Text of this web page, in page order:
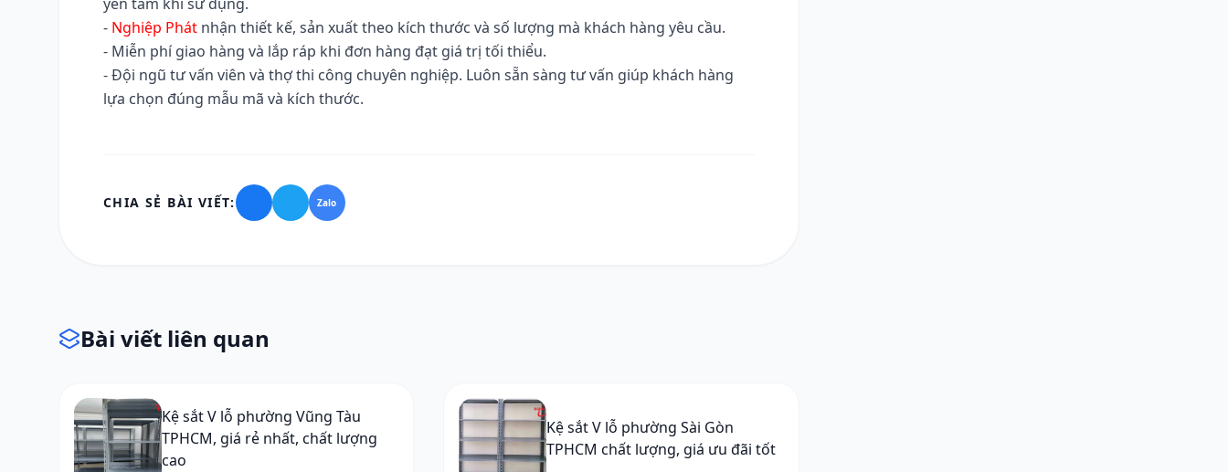
yên tâm khi sử dụng.
- Nghiệp Phát nhận thiết kế, sản xuất theo kích thước và số lượng mà khách hàng yêu cầu.
- Miễn phí giao hàng và lắp ráp khi đơn hàng đạt giá trị tối thiểu.
- Đội ngũ tư vấn viên và thợ thi công chuyên nghiệp. Luôn sẵn sàng tư vấn giúp khách hàng
lựa chọn đúng mẫu mã và kích thước.
CHIA SẺ BÀI VIẾT: Zalo
Bài viết liên quan
Kệ sắt V lỗ phường Vũng Tàu
TPHCM, giá rẻ nhất, chất lượng
cao
Kệ sắt V lỗ phường Sài Gòn
TPHCM chất lượng, giá ưu đãi tốt